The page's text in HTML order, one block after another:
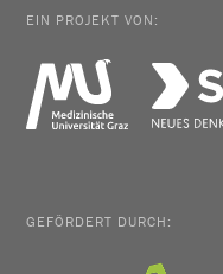
EIN PROJEKT VON:
GEFÖRDERT DURCH: